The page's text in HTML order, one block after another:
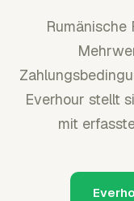
Rumänische
Everhour stellt
mit